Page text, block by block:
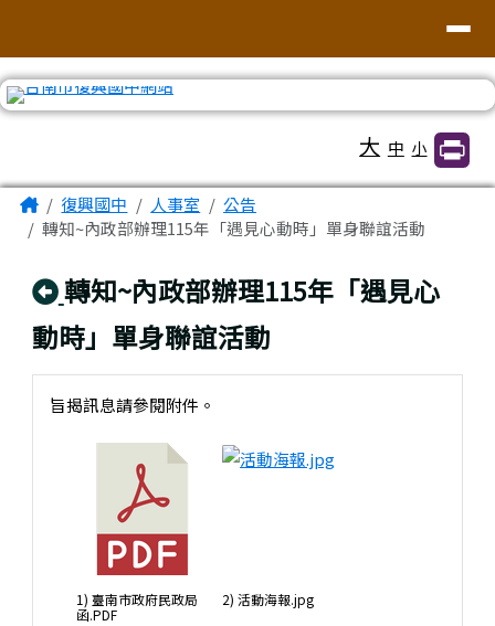
大 中 小
主內容區域
Home復興國中 人事室
公告
轉知~內政部辦理115年「遇見心動時」單身聯誼活動
回上頁
轉知~內政部辦理115年「遇見心
動時」單身聯誼活動
旨揭訊息請參閱附件。
1) 臺南市政府民政局
函.PDF
2) 活動海報.jpg
頁尾區域